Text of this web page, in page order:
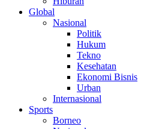
Global
Nasional
Politik
Hukum
Tekno
Kesehatan
Ekonomi Bisnis
Urban
Internasional
Sports
Borneo